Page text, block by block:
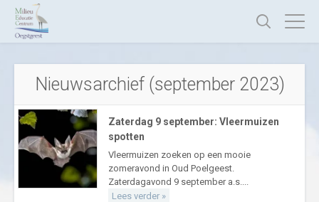
Nieuwsarchief (september 2023)
Zaterdag 9 september: Vleermuizen
spotten
Vleermuizen zoeken op een mooie
zomeravond in Oud Poelgeest.
Zaterdagavond 9 september a.s....
Lees verder »